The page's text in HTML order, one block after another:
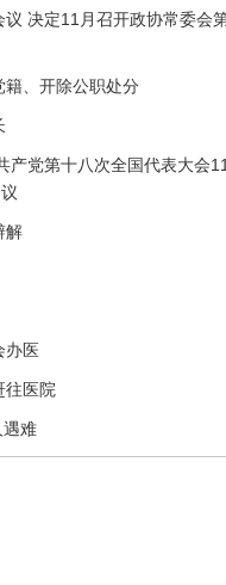
决定11月召开政协常委会
籍、开除公职处分
产党第十八次全国代表大会
解
办医
往医院
遇难